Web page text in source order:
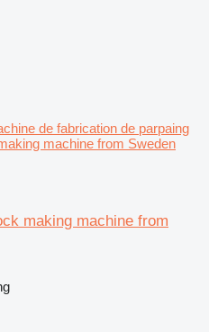
de fabrication de parpaing
machine from Sweden
making machine from